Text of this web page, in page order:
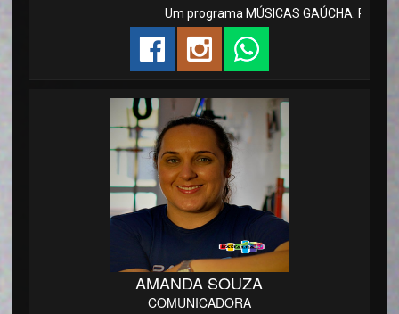
Um programa MÚSICAS GAÚCHA. PARA
AMANDA SOUZA
COMUNICADORA